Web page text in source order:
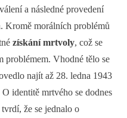
a následné provedení
Kromě morálních problémů
získání mrtvoly, což se
problémem. Vhodné tělo se
najít až 28. ledna 1943
identitě mrtvého se dodnes
že se jednalo o